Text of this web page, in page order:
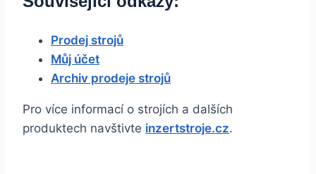
Prodej strojů
Můj účet
Archiv prodeje strojů
Pro více informací o strojích a dalších
produktech navštivte inzertstroje.cz.